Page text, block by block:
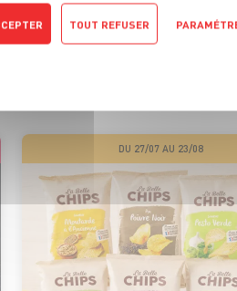
DE
sont là pour vous conseiller
tous les jours. On vous promet
DU 27/07 AU 23/08
TOUT REFUSER